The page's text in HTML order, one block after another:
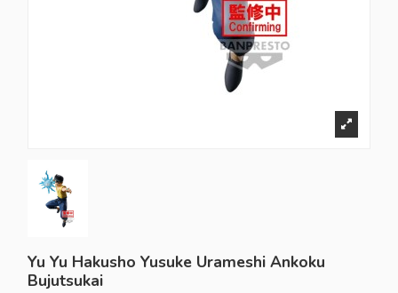
Yu Yu Hakusho Yusuke Urameshi Ankoku
Bujutsukai